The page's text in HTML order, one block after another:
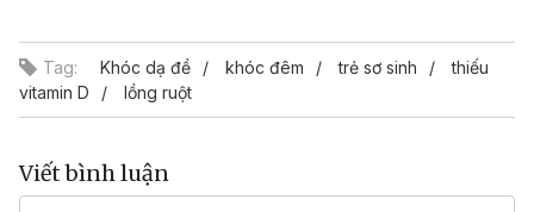
Tag: Khóc dạ đề khóc đêm trẻ sơ sinh
thiếu
vitamin D
lồng ruột
Viết bình luận